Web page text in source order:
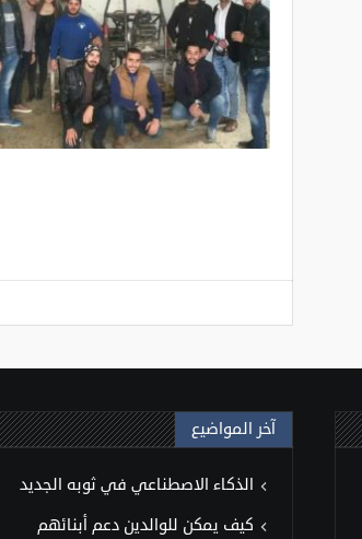
آخر المواضيع
الذكاء الاصطناعي في ثوبه الجديد
كيف يمكن للوالدين دعم أبنائهم